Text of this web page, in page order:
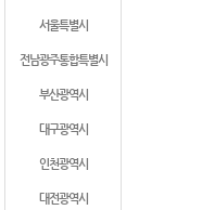
서울특별시
전남광주통합특별시
부산광역시
대구광역시
인천광역시
대전광역시